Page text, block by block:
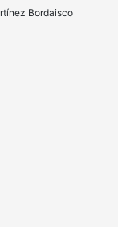
Bordaisco